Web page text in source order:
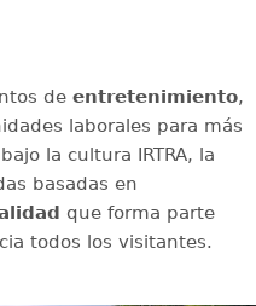
de entretenimiento,
laborales para más
la cultura IRTRA, la
basadas en
que forma parte
todos los visitantes.